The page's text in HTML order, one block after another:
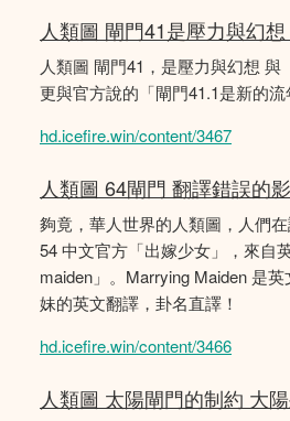
人類圖 閘門41是壓力與幻
人類圖 閘門41，是壓力與幻想 與
更與官方說的「閘門41.1是新的流
hd.icefire.win/content/3467
人類圖 64閘門 翻譯錯誤的
夠竟，華人世界的人類圖，人們
54 中文官方「出嫁少女」，來自
maiden」。Marrying Maiden 是
妹的英文翻譯，卦名直譯！
hd.icefire.win/content/3466
人類圖 太陽閘門的制約 大